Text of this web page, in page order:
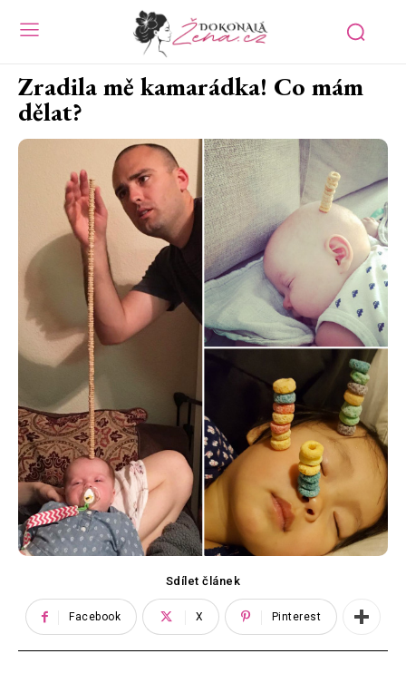
Zradila mě kamarádka! Co mám
dělat?
Sdílet článek
Facebook X Pinterest